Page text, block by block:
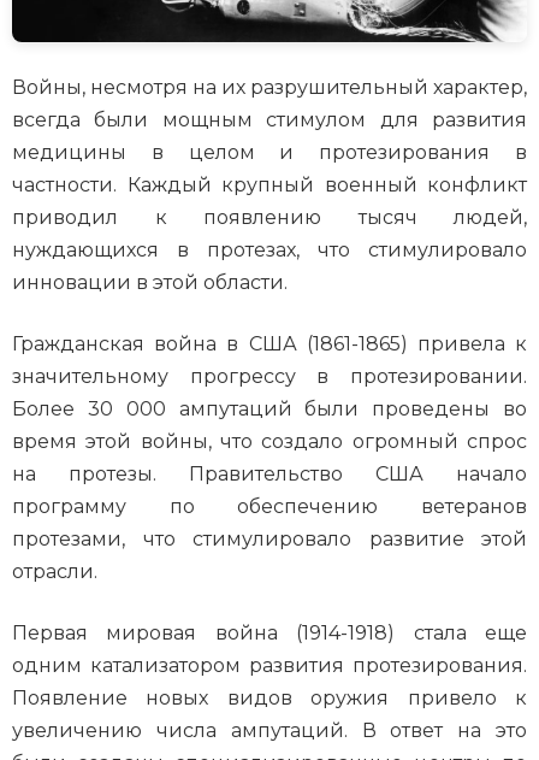
Войны, несмотря на их разрушительный характер,
всегда были мощным стимулом для развития
медицины в целом и протезирования в
частности. Каждый крупный военный конфликт
приводил к появлению тысяч людей,
нуждающихся в протезах, что стимулировало
инновации в этой области.
Гражданская война в США (1861-1865) привела к
значительному прогрессу в протезировании.
Более 30 000 ампутаций были проведены во
время этой войны, что создало огромный спрос
на протезы. Правительство США начало
программу по обеспечению ветеранов
протезами, что стимулировало развитие этой
отрасли.
Первая мировая война (1914-1918) стала еще
одним катализатором развития протезирования.
Появление новых видов оружия привело к
увеличению числа ампутаций. В ответ на это